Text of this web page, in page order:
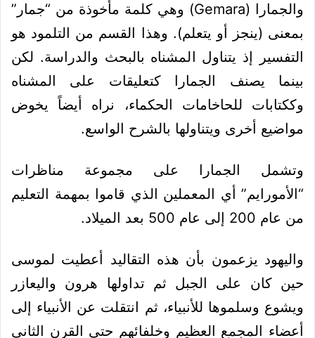
والجمارا (Gemara) وهي كلمة مأخوذة من “جمار”
بمعنى (ينجز أو يتعلم). وهذا القسم من التلمود هو
التفسير إذ يتناول المشناه بالبحث والدراسة. لكن
بينما يصنف الجمارا كتعليقات على المشناه
وككتابات للحاخامات الحكماء، نراه أيضاً يخوض
مواضيع أخرى ويتناولها بالشرح الواسع.
وتشمل الجمارا على مجموعة مناظرات
“الأمورايم” أي المعملين الذي قاموا بمهمة التعليم
من عام 200 إلى عام 500 بعد الميلاد.
واليهود يزعمون بأن هذه التقاليد أعطيت لموسى
حين كان على الجبل ثم تداولها هرون واليعازر
ويشوع وسلموها للأنبياء، ثم انتقلت عن الأنبياء إلى
أعضاء المجمع العظيم وخلفائهم حتى القرن الثاني